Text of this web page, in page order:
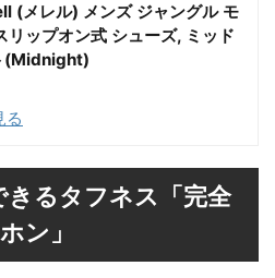
(メレル) メンズ ジャングル モ
リップオン式 シューズ, ミッド
(Midnight)
る
きるタフネス「完全
ン」